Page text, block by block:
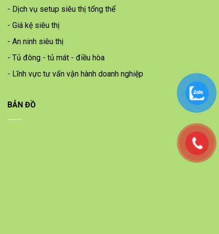
- Dịch vụ setup siêu thị tổng thể
- Giá kệ siêu thị
- An ninh siêu thị
- Tủ đông - tủ mát - điều hòa
- Lĩnh vực tư vấn vận hành doanh nghiệp
BẢN ĐỒ